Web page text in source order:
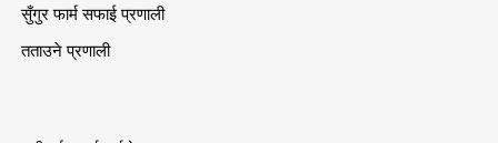
सुँगुर फार्म सफाई प्रणाली
तताउने प्रणाली